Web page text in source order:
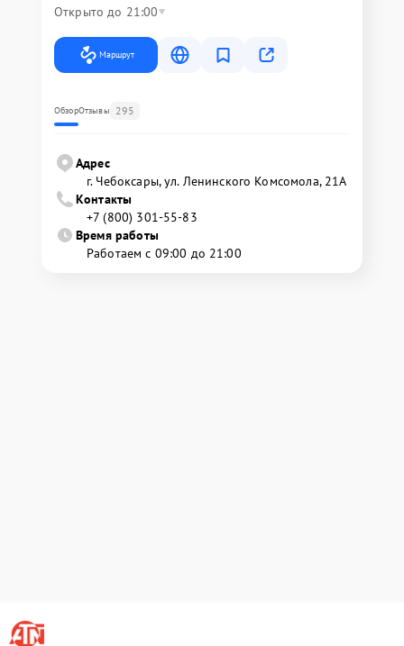
Открыто до 21:00
Маршрут
ОбзорОтзывы 295
Адрес
г. Чебоксары, ул. Ленинского Комсомола, 21А
Контакты
+7 (800) 301-55-83
Время работы
Работаем с 09:00 до 21:00